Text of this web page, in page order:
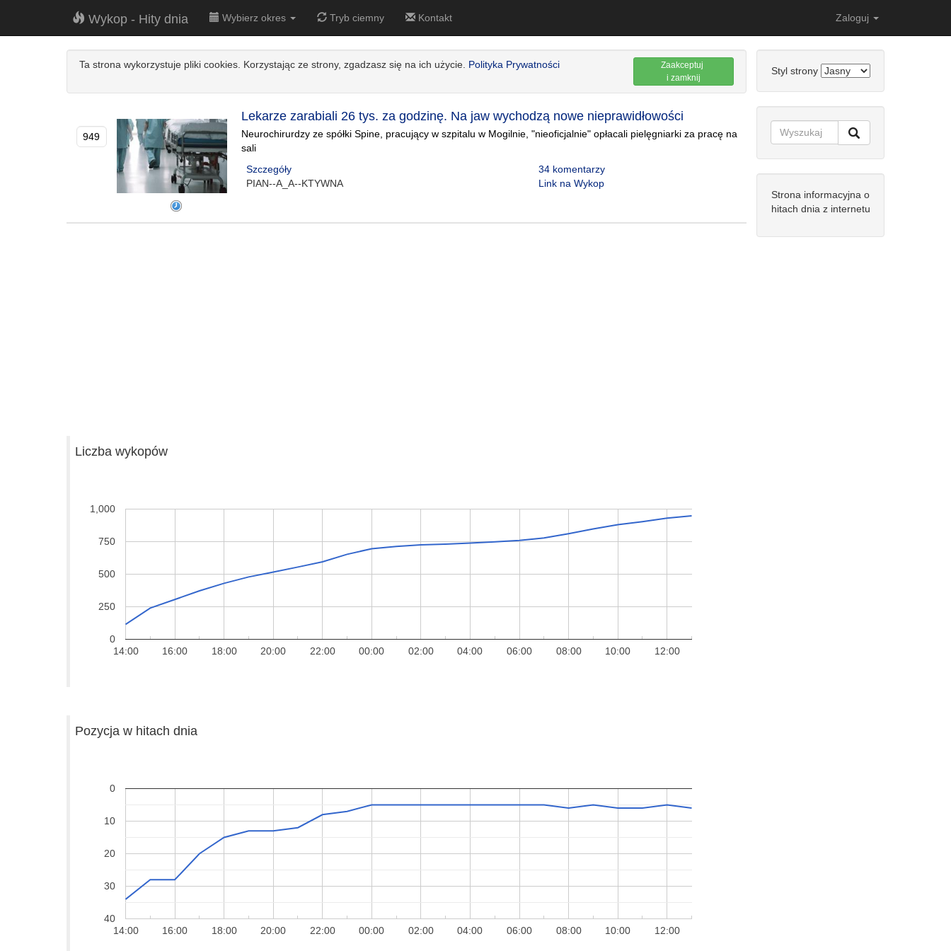
Wykop - Hity dnia Wybierz okres Tryb ciemny Kontakt Zaloguj
Ta strona wykorzystuje pliki cookies. Korzystając ze strony, zgadzasz się na ich użycie. Polityka Prywatności
Zaakceptuj
i zamknij
949
Lekarze zarabiali 26 tys. za godzinę. Na jaw wychodzą nowe nieprawidłowości
Neurochirurdzy ze spółki Spine, pracujący w szpitalu w Mogilnie, "nieoficjalnie" opłacali pielęgniarki za pracę na
sali
Szczegóły
PIAN--A_A--KTYWNA
34 komentarzy
Link na Wykop
Liczba wykopów
14:00 16:00 18:00 20:00 22:00 00:00 02:00 04:00 06:00 08:00 10:00 12:00
0
250
500
750
1,000
Pozycja w hitach dnia
14:00 16:00 18:00 20:00 22:00 00:00 02:00 04:00 06:00 08:00 10:00 12:00
0
10
20
30
40
Styl strony
Strona informacyjna o
hitach dnia z internetu